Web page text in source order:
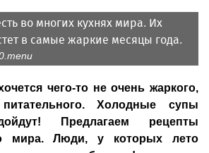
во многих кухнях мира. Их
в самые жаркие месяцы года.
чего-то не очень жаркого,
Холодные супы
Предлагаем рецепты
мира. Люди, у которых лето